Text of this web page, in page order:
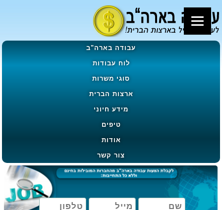
עבודה בארה"ב
לוח עבודות
סוגי משרות
ארצות הברית
מידע חיוני
טיפים
אודות
צור קשר